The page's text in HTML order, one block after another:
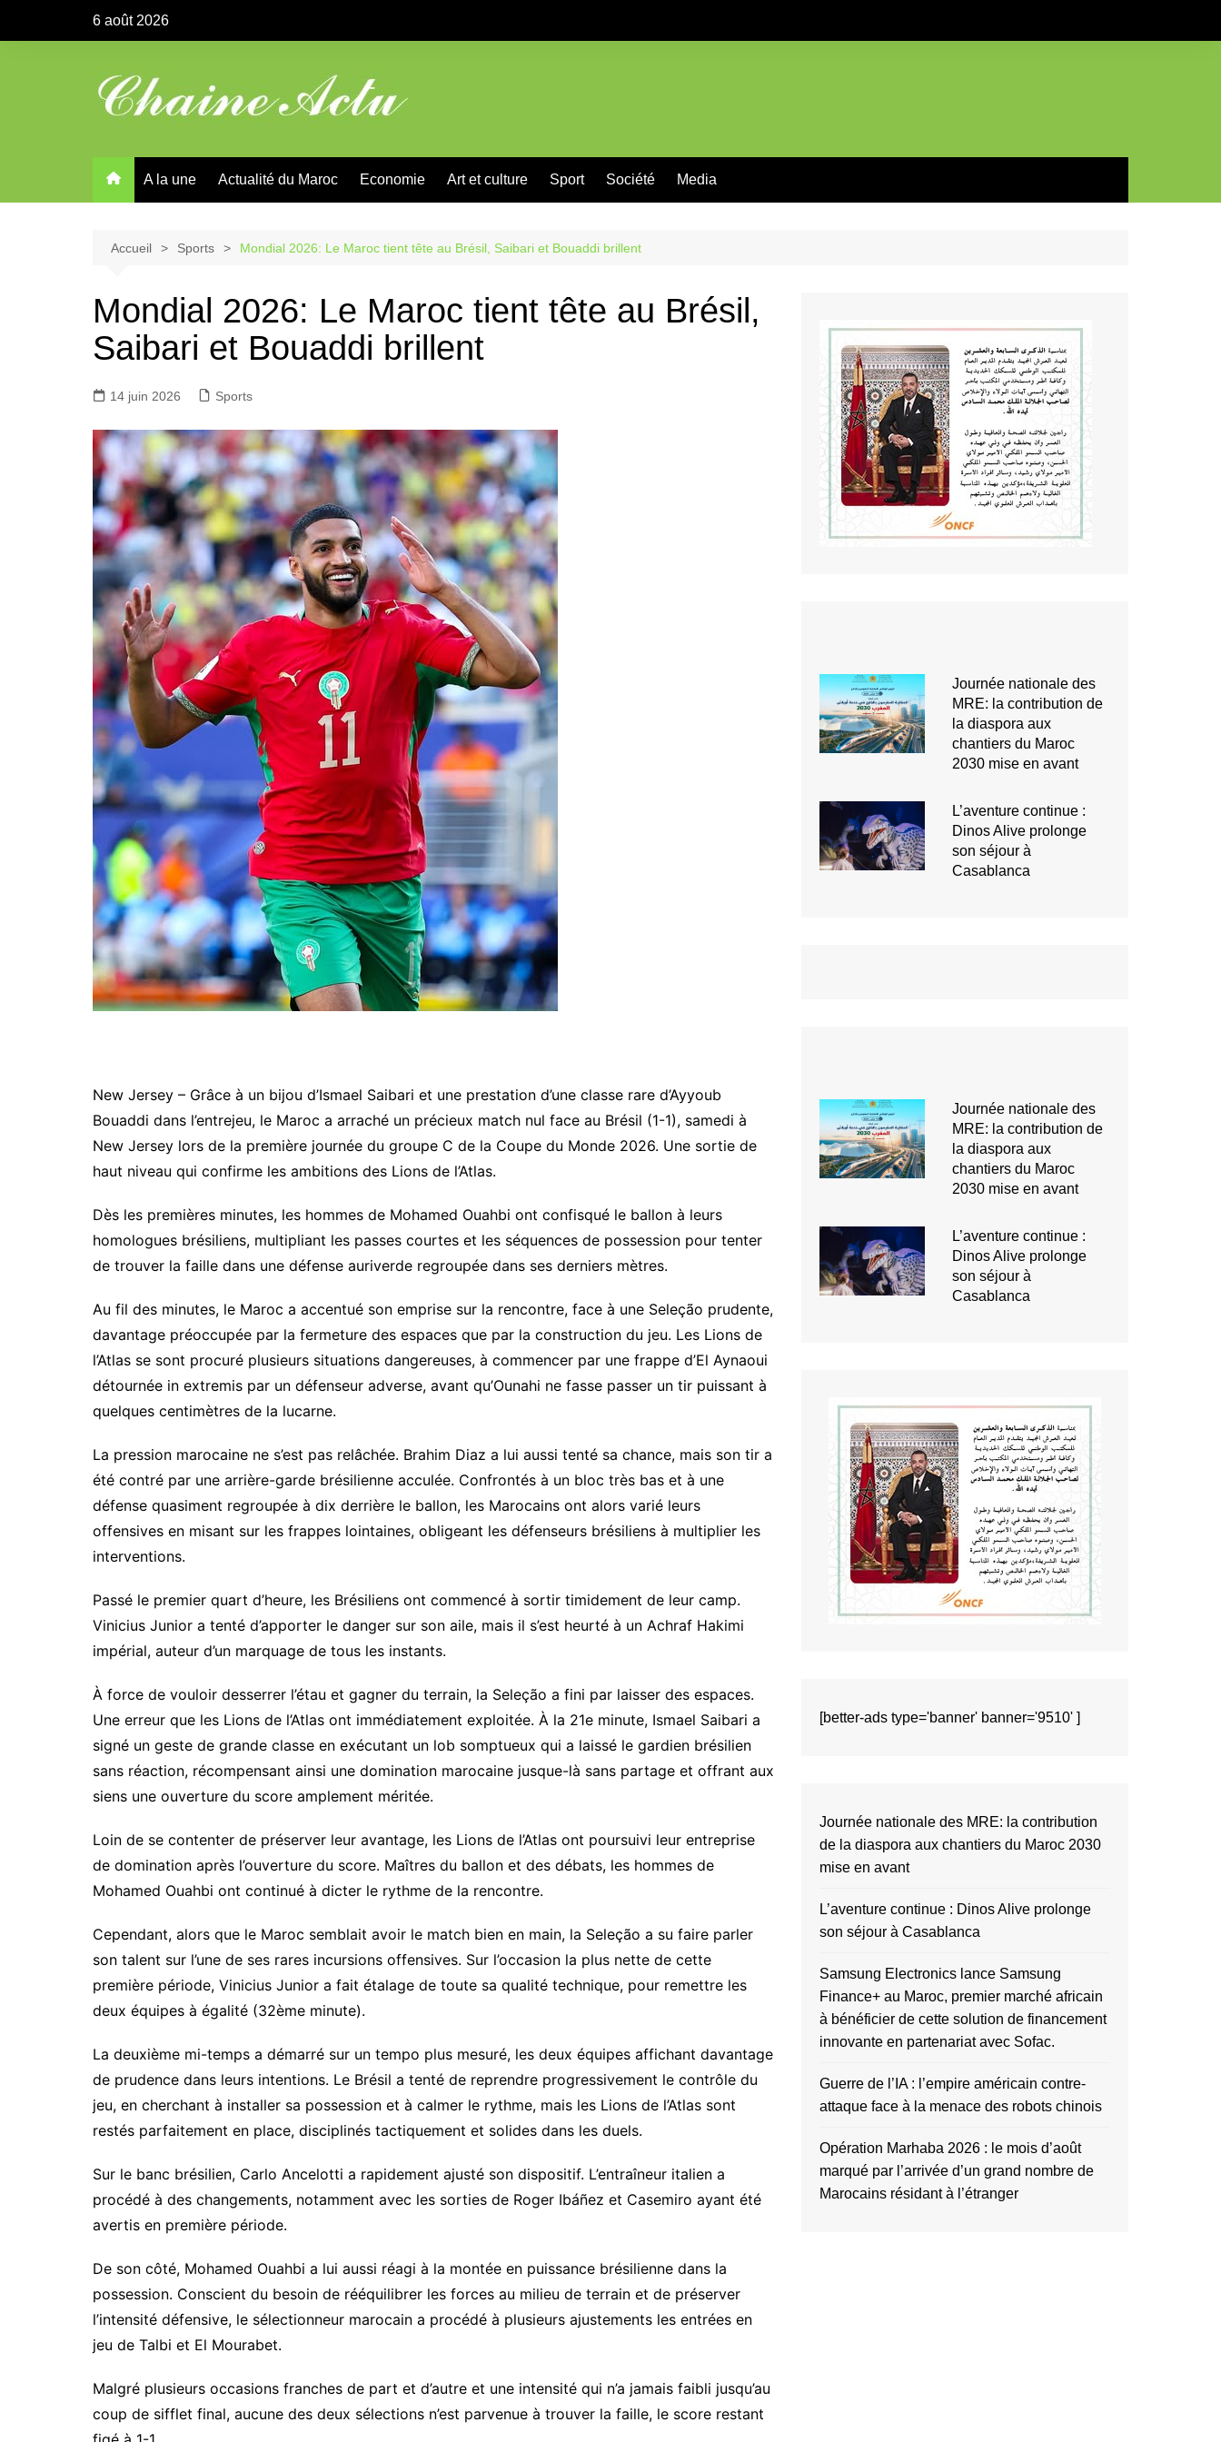
6 août 2026
A la une Actualité du Maroc Economie Art et culture Sport Société Media
Accueil Sports Mondial 2026: Le Maroc tient tête au Brésil, Saibari et Bouaddi brillent
Mondial 2026: Le Maroc tient tête au Brésil,
Saibari et Bouaddi brillent
14 juin 2026 Sports
New Jersey – Grâce à un bijou d’Ismael Saibari et une prestation d’une classe rare d’Ayyoub
Bouaddi dans l’entrejeu, le Maroc a arraché un précieux match nul face au Brésil (1-1), samedi à
New Jersey lors de la première journée du groupe C de la Coupe du Monde 2026. Une sortie de
haut niveau qui confirme les ambitions des Lions de l’Atlas.
Dès les premières minutes, les hommes de Mohamed Ouahbi ont confisqué le ballon à leurs
homologues brésiliens, multipliant les passes courtes et les séquences de possession pour tenter
de trouver la faille dans une défense auriverde regroupée dans ses derniers mètres.
Au fil des minutes, le Maroc a accentué son emprise sur la rencontre, face à une Seleção prudente,
davantage préoccupée par la fermeture des espaces que par la construction du jeu. Les Lions de
l’Atlas se sont procuré plusieurs situations dangereuses, à commencer par une frappe d’El Aynaoui
détournée in extremis par un défenseur adverse, avant qu’Ounahi ne fasse passer un tir puissant à
quelques centimètres de la lucarne.
La pression marocaine ne s’est pas relâchée. Brahim Diaz a lui aussi tenté sa chance, mais son tir a
été contré par une arrière-garde brésilienne acculée. Confrontés à un bloc très bas et à une
défense quasiment regroupée à dix derrière le ballon, les Marocains ont alors varié leurs
offensives en misant sur les frappes lointaines, obligeant les défenseurs brésiliens à multiplier les
interventions.
Passé le premier quart d’heure, les Brésiliens ont commencé à sortir timidement de leur camp.
Vinicius Junior a tenté d’apporter le danger sur son aile, mais il s’est heurté à un Achraf Hakimi
impérial, auteur d’un marquage de tous les instants.
À force de vouloir desserrer l’étau et gagner du terrain, la Seleção a fini par laisser des espaces.
Une erreur que les Lions de l’Atlas ont immédiatement exploitée. À la 21e minute, Ismael Saibari a
signé un geste de grande classe en exécutant un lob somptueux qui a laissé le gardien brésilien
sans réaction, récompensant ainsi une domination marocaine jusque-là sans partage et offrant aux
siens une ouverture du score amplement méritée.
Loin de se contenter de préserver leur avantage, les Lions de l’Atlas ont poursuivi leur entreprise
de domination après l’ouverture du score. Maîtres du ballon et des débats, les hommes de
Mohamed Ouahbi ont continué à dicter le rythme de la rencontre.
Cependant, alors que le Maroc semblait avoir le match bien en main, la Seleção a su faire parler
son talent sur l’une de ses rares incursions offensives. Sur l’occasion la plus nette de cette
première période, Vinicius Junior a fait étalage de toute sa qualité technique, pour remettre les
deux équipes à égalité (32ème minute).
La deuxième mi-temps a démarré sur un tempo plus mesuré, les deux équipes affichant davantage
de prudence dans leurs intentions. Le Brésil a tenté de reprendre progressivement le contrôle du
jeu, en cherchant à installer sa possession et à calmer le rythme, mais les Lions de l’Atlas sont
restés parfaitement en place, disciplinés tactiquement et solides dans les duels.
Sur le banc brésilien, Carlo Ancelotti a rapidement ajusté son dispositif. L’entraîneur italien a
procédé à des changements, notamment avec les sorties de Roger Ibáñez et Casemiro ayant été
avertis en première période.
De son côté, Mohamed Ouahbi a lui aussi réagi à la montée en puissance brésilienne dans la
possession. Conscient du besoin de rééquilibrer les forces au milieu de terrain et de préserver
l’intensité défensive, le sélectionneur marocain a procédé à plusieurs ajustements les entrées en
jeu de Talbi et El Mourabet.
Malgré plusieurs occasions franches de part et d’autre et une intensité qui n’a jamais faibli jusqu’au
coup de sifflet final, aucune des deux sélections n’est parvenue à trouver la faille, le score restant
Journée nationale des
MRE: la contribution de
la diaspora aux
chantiers du Maroc
2030 mise en avant
L’aventure continue :
Dinos Alive prolonge
son séjour à
Casablanca
Journée nationale des
MRE: la contribution de
la diaspora aux
chantiers du Maroc
2030 mise en avant
L’aventure continue :
Dinos Alive prolonge
son séjour à
Casablanca
[better-ads type='banner' banner='9510' ]
Journée nationale des MRE: la contribution
de la diaspora aux chantiers du Maroc 2030
mise en avant
L’aventure continue : Dinos Alive prolonge
son séjour à Casablanca
Samsung Electronics lance Samsung
Finance+ au Maroc, premier marché africain
à bénéficier de cette solution de financement
innovante en partenariat avec Sofac.
Guerre de l’IA : l’empire américain contre-
attaque face à la menace des robots chinois
Opération Marhaba 2026 : le mois d’août
marqué par l’arrivée d’un grand nombre de
Marocains résidant à l’étranger